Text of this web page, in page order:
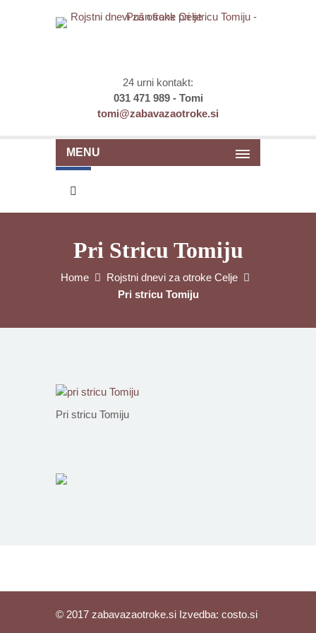
24 urni kontakt:
031 471 989 - Tomi
tomi@zabavazaotroke.si
MENU
Pri Stricu Tomiju
Home
Rojstni dnevi za otroke Celje
Pri stricu Tomiju
Pri stricu Tomiju
© 2017 zabavazaotroke.si Izvedba: costo.si